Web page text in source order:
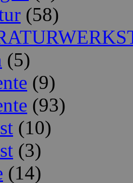
(58)
(5)
(9)
(93)
(10)
(3)
(14)